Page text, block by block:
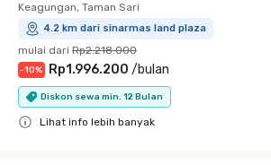
Keagungan, Taman Sari
4.2 km dari sinarmas land plaza
mulai dari Rp2.218.000
-10% Rp1.996.200 /bulan
Diskon sewa min. 12 Bulan
Lihat info lebih banyak